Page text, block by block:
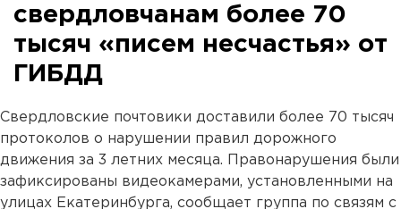
свердловчанам более 70
тысяч «писем несчастья» от
ГИБДД
Свердловские почтовики доставили более 70 тысяч
протоколов о нарушении правил дорожного
движения за 3 летних месяца. Правонарушения были
зафиксированы видеокамерами, установленными на
улицах Екатеринбурга, сообщает группа по связям с